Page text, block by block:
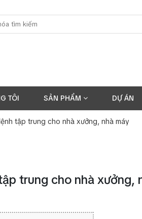
TÔI SẢN PHẨM DỰ ÁN
tập trung cho nhà xưởng, nhà máy
trung cho nhà xưởng,